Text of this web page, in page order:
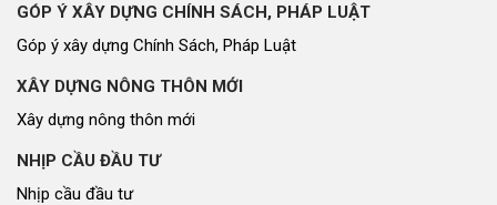
GÓP Ý XÂY DỰNG CHÍNH SÁCH, PHÁP LUẬT
Góp ý xây dựng Chính Sách, Pháp Luật
XÂY DỰNG NÔNG THÔN MỚI
Xây dựng nông thôn mới
NHỊP CẦU ĐẦU TƯ
Nhịp cầu đầu tư